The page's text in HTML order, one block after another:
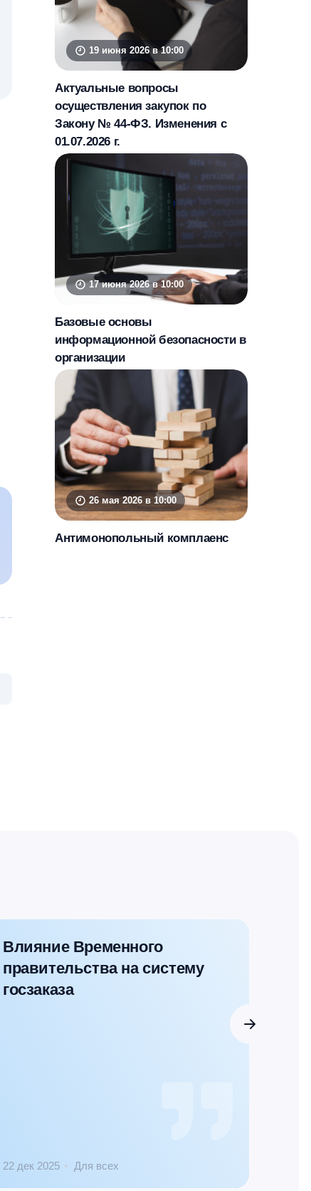
19 июня 2026 в 10:00
Актуальные вопросы
осуществления закупок по
Закону № 44-ФЗ. Изменения с
01.07.2026 г.
17 июня 2026 в 10:00
Базовые основы
информационной безопасности в
организации
26 мая 2026 в 10:00
Антимонопольный комплаенс
Влияние Временного
правительства на систему
госзаказа
22 дек 2025 Для всех